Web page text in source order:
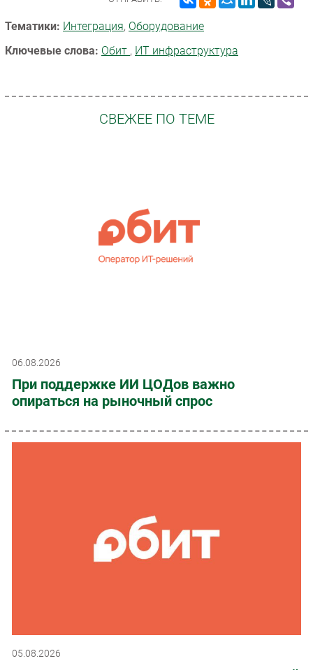
Тематики: Интеграция, Оборудование
Ключевые слова: Обит , ИТ инфраструктура
СВЕЖЕЕ ПО ТЕМЕ
06.08.2026
При поддержке ИИ ЦОДов важно
опираться на рыночный спрос
05.08.2026